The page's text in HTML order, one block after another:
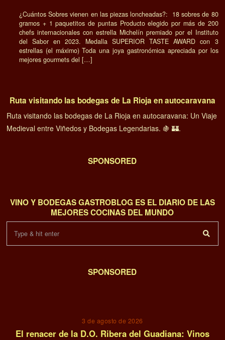
¿Cuántos Sobres vienen en las piezas loncheadas?: 18 sobres de 80
gramos + 1 paquetitos de puntas Producto elegido por más de 200
chefs internacionales con estrella Michelín premiado por el Instituto
del Sabor en 2023. Medalla SUPERIOR TASTE AWARD con 3
estrellas (el máximo) Toda una joya gastronómica apreciada por los
mejores gourmets del […]
Ruta visitando las bodegas de La Rioja en autocaravana
Ruta visitando las bodegas de La Rioja en autocaravana: Un Viaje
Medieval entre Viñedos y Bodegas Legendarias. 🍇 🏰.
SPONSORED
VINO Y BODEGAS GASTROBLOG ES EL DIARIO DE LAS
MEJORES COCINAS DEL MUNDO
SPONSORED
3 de agosto de 2026
El renacer de la D.O. Ribera del Guadiana: Vinos